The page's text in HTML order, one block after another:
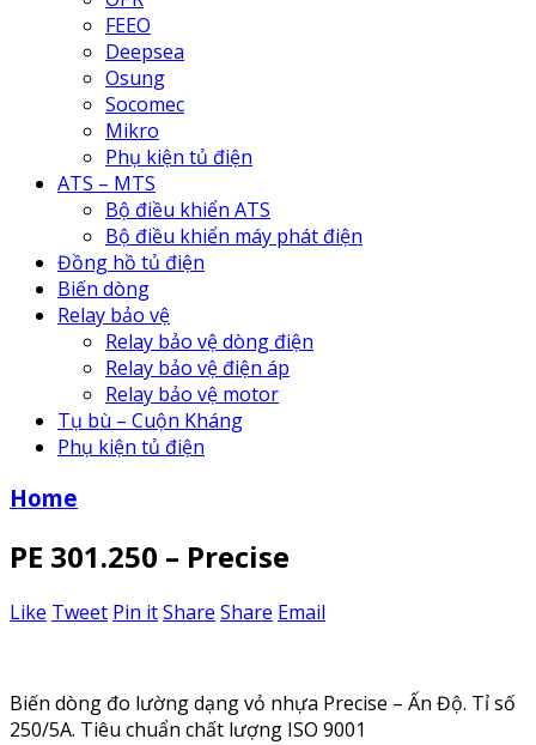
FEEO
Deepsea
Osung
Socomec
Mikro
Phụ kiện tủ điện
ATS – MTS
Bộ điều khiển ATS
Bộ điều khiển máy phát điện
Đồng hồ tủ điện
Biến dòng
Relay bảo vệ
Relay bảo vệ dòng điện
Relay bảo vệ điện áp
Relay bảo vệ motor
Tụ bù – Cuộn Kháng
Phụ kiện tủ điện
Home
PE 301.250 – Precise
Like Tweet Pin itShare Share Email
Biến dòng đo lường dạng vỏ nhựa Precise – Ấn Độ. Tỉ số
250/5A. Tiêu chuẩn chất lượng ISO 9001